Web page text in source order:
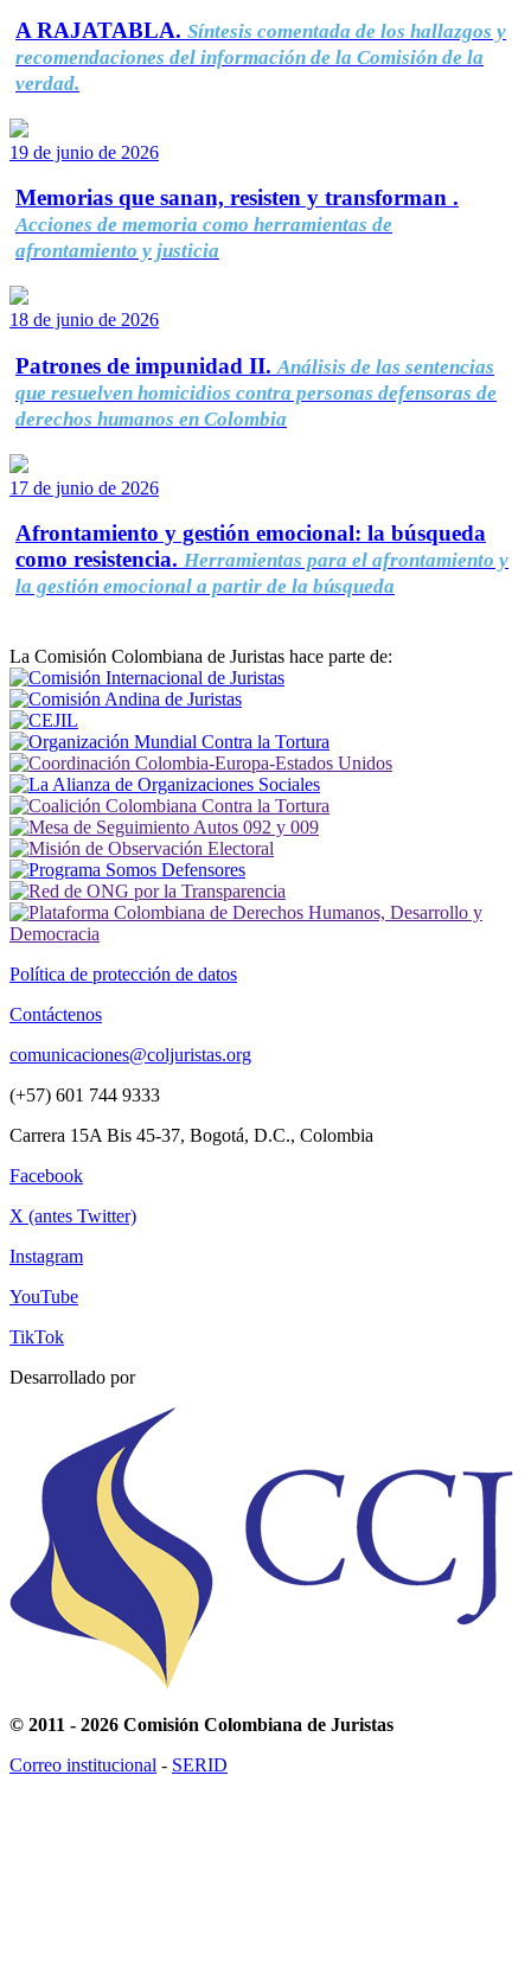
A RAJATABLA. Síntesis comentada de los hallazgos y
recomendaciones del información de la Comisión de la
verdad.
19 de junio de 2026
Memorias que sanan, resisten y transforman .
Acciones de memoria como herramientas de
afrontamiento y justicia
18 de junio de 2026
Patrones de impunidad II. Análisis de las sentencias
que resuelven homicidios contra personas defensoras de
derechos humanos en Colombia
17 de junio de 2026
Afrontamiento y gestión emocional: la búsqueda
como resistencia. Herramientas para el afrontamiento y
la gestión emocional a partir de la búsqueda
La Comisión Colombiana de Juristas hace parte de:
Política de protección de datos
Contáctenos
comunicaciones@coljuristas.org
(+57) 601 744 9333
Carrera 15A Bis 45-37, Bogotá, D.C., Colombia
Facebook
X (antes Twitter)
Instagram
YouTube
TikTok
Desarrollado por
© 2011 - 2026 Comisión Colombiana de Juristas
Correo institucional - SERID